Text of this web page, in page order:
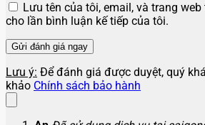
Lưu tên của tôi, email, và trang
cho lần bình luận kế tiếp của tôi.
Lưu ý: Để đánh giá được duyệt, quý
khảo Chính sách bảo hành